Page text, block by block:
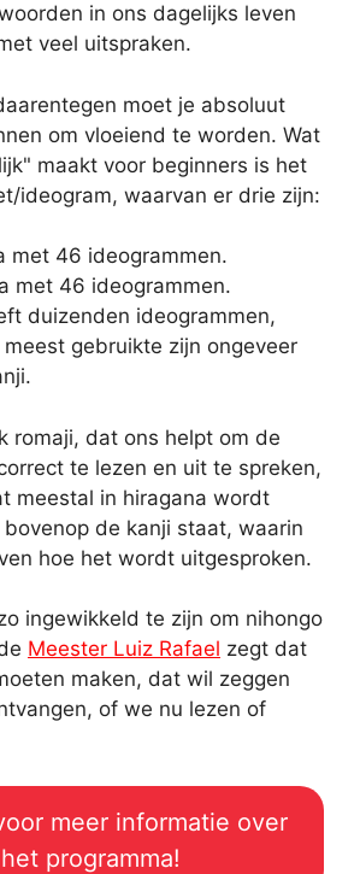
in ons dagelijks leven
veel uitspraken.
moet je absoluut
om vloeiend te worden. Wat
maakt voor beginners is het
ideogram, waarvan er drie zijn:
met 46 ideogrammen.
met 46 ideogrammen.
duizenden ideogrammen,
gebruikte zijn ongeveer
romaji, dat ons helpt om de
te lezen en uit te spreken,
meestal in hiragana wordt
de kanji staat, waarin
hoe het wordt uitgesproken.
ingewikkeld te zijn om nihongo
Meester Luiz Rafael zegt dat
maken, dat wil zeggen
of we nu lezen of
meer informatie over
het programma!